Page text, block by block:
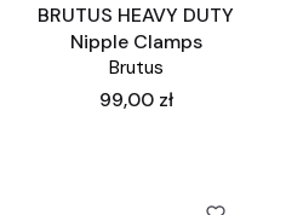
BRUTUS HEAVY DUTY
Nipple Clamps
Brutus
Cena
99,00 zł